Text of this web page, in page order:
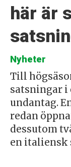
här är
Nyheter
Till
satsningar i
undantag.
redan
dessutom
en italiensk